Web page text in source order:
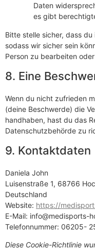
Daten
es gibt
Bitte stelle sicher, dass
sodass wir sicher sein
Person zu bearbeiten
8. Eine
Wenn du nicht zufrieden
(deine Beschwerde) die
handhaben, hast du das
Datenschutzbehörde zu
9. Kontaktdaten
Daniela John
Luisenstraße 1, 68766
Deutschland
Website: https://
E-Mail: info@medisports-
Telefonnummer: 06205-
Diese Cookie-Richtlinie